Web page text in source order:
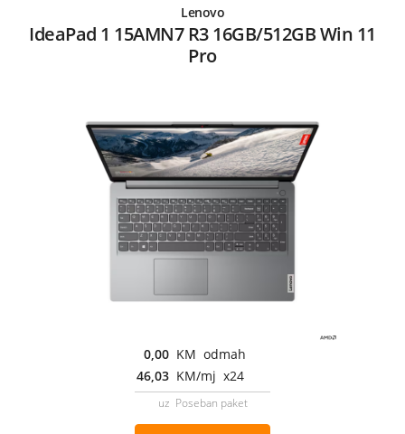
Lenovo
IdeaPad 1 15AMN7 R3 16GB/512GB Win 11
Pro
0,00 KM odmah
46,03 KM/mj x24
uz Poseban paket